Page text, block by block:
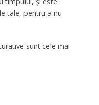
tale, pentru a nu
sunt cele mai